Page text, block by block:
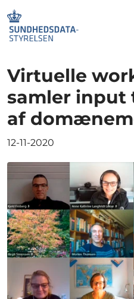
Virtuelle
samler input
af
12-11-2020